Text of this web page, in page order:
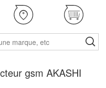
gsm AKASHI